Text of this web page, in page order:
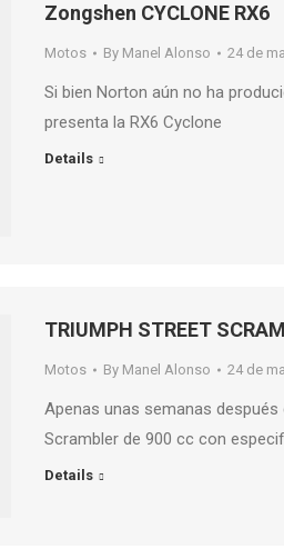
Zongshen CYCLONE RX6
Motos By Manel Alonso 24 de
Si bien Norton aún no ha
presenta la RX6 Cyclone
Details
TRIUMPH STREET
Motos By Manel Alonso 24 de
Apenas unas semanas
Scrambler de 900 cc con
Details